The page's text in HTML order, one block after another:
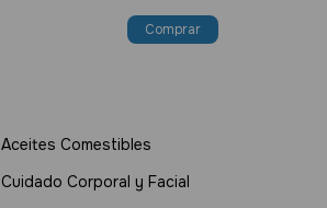
Aceites Comestibles
Cuidado Corporal y Facial